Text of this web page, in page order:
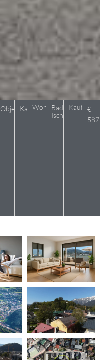
Objekt 1116
KaufWohnung
Bad
Ischl
Kaufpreis
€